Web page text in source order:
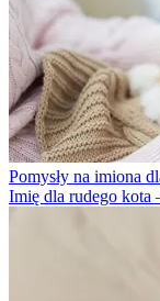
Pomysły na imiona
Imię dla rudego kota